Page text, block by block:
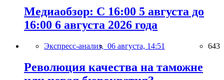
Медиаобзор: С 16:00 5 августа до
16:00 6 августа 2026 года
Экспресс-анализ, 06 августа, 14:51 643
Революция качества на таможне